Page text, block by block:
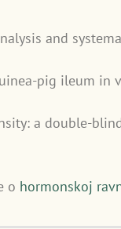
and
pig ileum in
a double-
o hormonskoj